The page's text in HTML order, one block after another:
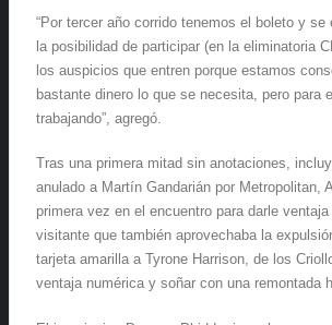
“Por tercer año corrido tenemos el boleto y se
la posibilidad de participar (en la eliminatoria
los auspicios que entren porque estamos
bastante dinero lo que se necesita, pero para
trabajando”, agregó.
Tras una primera mitad sin anotaciones,
anulado a Martín Gandarián por Metropolitan,
primera vez en el encuentro para darle
visitante que también aprovechaba la
tarjeta amarilla a Tyrone Harrison, de los
ventaja numérica y soñar con una remontada